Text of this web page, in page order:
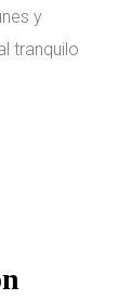
y
tranquilo